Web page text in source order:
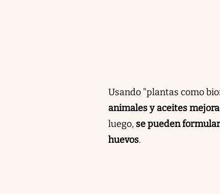
Usando "plantas como
animales y aceites
luego, se pueden
huevos.